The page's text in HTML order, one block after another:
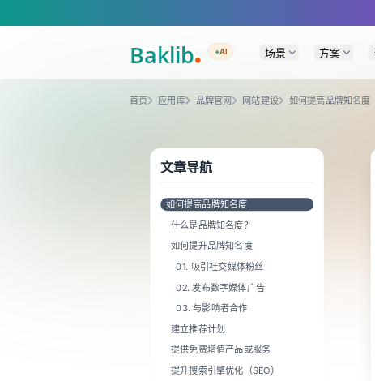
A Markdown version of this page is available at https://www.baklib.com/
+AI 场景 方案
首页 应用库 品牌官网 网站建设 如何提高品牌知名度
文章导航
如何提高品牌知名度
什么是品牌知名度？
如何提升品牌知名度
01. 吸引社交媒体粉丝
02. 发布数字媒体广告
03. 与影响者合作
建立推荐计划
提供免费增值产品或服务
提升搜索引擎优化（SEO）